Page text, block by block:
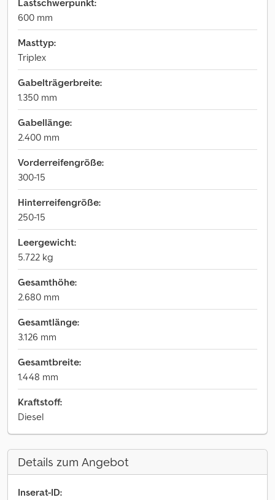
Lastschwerpunkt:
600 mm
Masttyp:
Triplex
Gabelträgerbreite:
1.350 mm
Gabellänge:
2.400 mm
Vorderreifengröße:
300-15
Hinterreifengröße:
250-15
Leergewicht:
5.722 kg
Gesamthöhe:
2.680 mm
Gesamtlänge:
3.126 mm
Gesamtbreite:
1.448 mm
Kraftstoff:
Diesel
Details zum Angebot
Inserat-ID: